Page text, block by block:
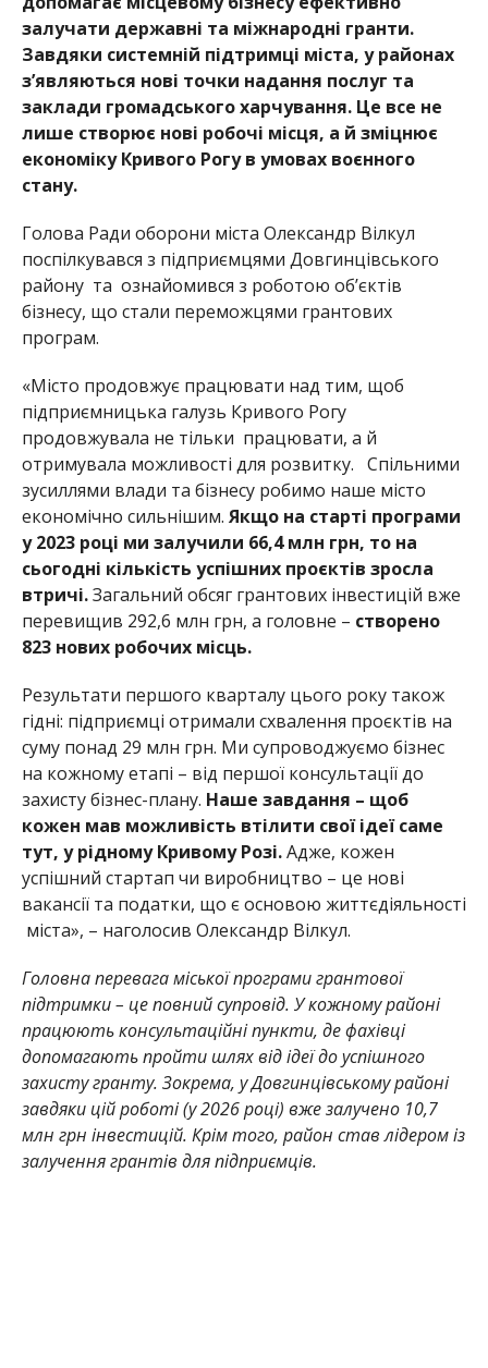
залучати державні та міжнародні гранти.
Завдяки системній підтримці міста, у районах
з’являються нові точки надання послуг та
заклади громадського харчування. Це все не
лише створює нові робочі місця, а й зміцнює
економіку Кривого Рогу в умовах воєнного
стану.
Голова Ради оборони міста Олександр Вілкул
поспілкувався з підприємцями Довгинцівського
району та ознайомився з роботою об’єктів
бізнесу, що стали переможцями грантових
програм.
«Місто продовжує працювати над тим, щоб
підприємницька галузь Кривого Рогу
продовжувала не тільки працювати, а й
отримувала можливості для розвитку. Спільними
зусиллями влади та бізнесу робимо наше місто
економічно сильнішим. Якщо на старті програми
у 2023 році ми залучили 66,4 млн грн, то на
сьогодні кількість успішних проєктів зросла
втричі.Загальний обсяг грантових інвестицій вже
перевищив 292,6 млн грн, а головне – створено
823 нових робочих місць.
Результати першого кварталу цього року також
гідні: підприємці отримали схвалення проєктів на
суму понад 29 млн грн. Ми супроводжуємо бізнес
на кожному етапі – від першої консультації до
захисту бізнес-плану. Наше завдання – щоб
кожен мав можливість втілити свої ідеї саме
тут, у рідному Кривому Розі.Адже, кожен
успішний стартап чи виробництво – це нові
вакансії та податки, що є основою життєдіяльності
міста», – наголосив Олександр Вілкул.
Головна перевага міської програми грантової
підтримки – це повний супровід. У кожному районі
працюють консультаційні пункти, де фахівці
допомагають пройти шлях від ідеї до успішного
захисту гранту. Зокрема, у Довгинцівському районі
завдяки цій роботі (у 2026 році) вже залучено 10,7
млн грн інвестицій. Крім того, район став лідером із
залучення грантів для підприємців.